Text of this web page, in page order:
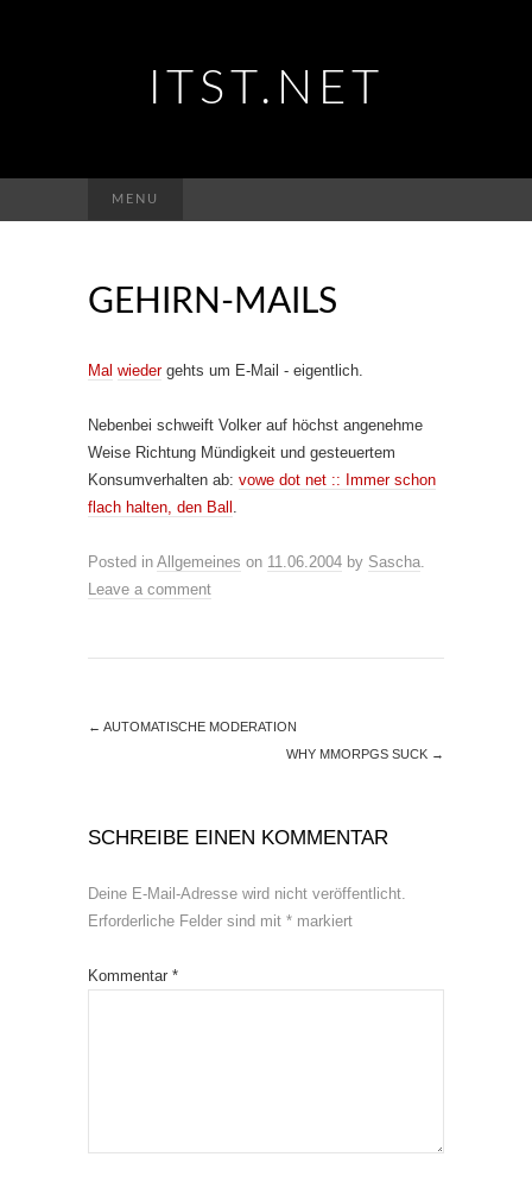
ITST.NET
MENU
nach:
GEHIRN-MAILS
Mal wiedergehts um E-Mail - eigentlich.
Nebenbei schweift Volker auf höchst angenehme
Weise Richtung Mündigkeit und gesteuertem
Konsumverhalten ab: vowe dot net :: Immer schon
flach halten, den Ball .
Posted in Allgemeines on 11.06.2004 by Sascha.
Leave a comment
← AUTOMATISCHE MODERATION
WHY MMORPGS SUCK →
SCHREIBE EINEN KOMMENTAR
Deine E-Mail-Adresse wird nicht veröffentlicht.
Erforderliche Felder sind mit * markiert
Kommentar *